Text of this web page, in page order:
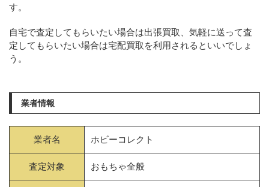
す。
自宅で査定してもらいたい場合は出張買取、気軽に送って査
定してもらいたい場合は宅配買取を利用されるといいでしょ
う。
業者情報
業者名 ホビーコレクト
査定対象 おもちゃ全般